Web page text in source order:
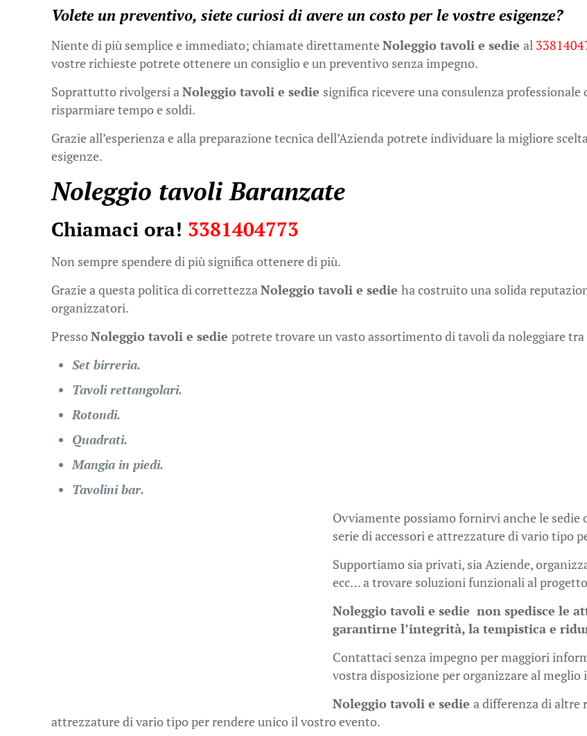
Volete un preventivo, siete curiosi di avere un costo per le vostre esigenze?
Niente di più semplice e immediato; chiamate direttamenteNoleggio tavoli e sedieal
vostre richieste potrete ottenere un consiglio e un preventivo senza impegno.
Soprattutto rivolgersi aNoleggio tavoli e sedie significa ricevere una consulenza
risparmiare tempo e soldi.
Grazie all’esperienza e alla preparazione tecnica dell’Azienda potrete individuare la migliore
esigenze.
Noleggio tavoli Baranzate
Chiamaci ora! 3381404773
Non sempre spendere di più significa ottenere di più.
Grazie a questa politica di correttezzaNoleggio tavoli e sedieha costruito una solida
organizzatori.
PressoNoleggio tavoli e sediepotrete trovare un vasto assortimento di tavoli da noleggiare tra
Set birreria.
Tavoli rettangolari.
Rotondi.
Quadrati.
Mangia in piedi.
Tavolini bar.
Ovviamente possiamo fornirvi anche le
serie di accessori e attrezzature di vario tipo
Supportiamo sia privati, sia Aziende,
ecc… a trovare soluzioni funzionali al
Noleggio tavoli e sedie non spedisce le
garantirne l’integrità, la tempistica e
Contattaci senza impegno per maggiori
vostra disposizione per organizzare al meglio
Noleggio tavoli e sediea differenza di altre
attrezzature di vario tipo per rendere unico il vostro evento.